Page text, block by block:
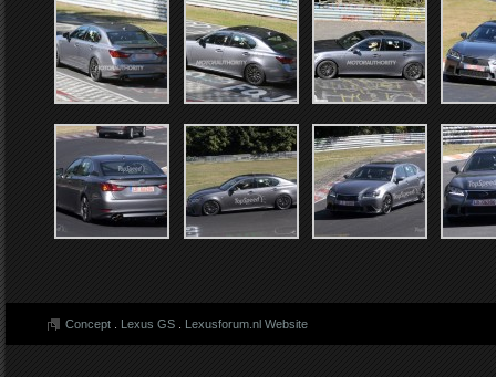
Concept Lexus GS Lexusforum.nl Website